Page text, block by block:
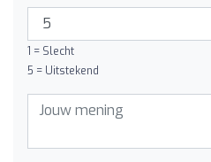
1 = Slecht
5 = Uitstekend